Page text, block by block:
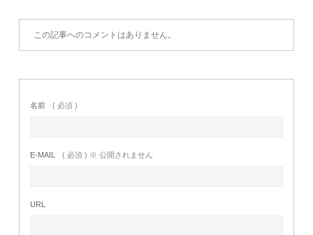
この記事へのコメントはありません。
名前 ( 必須 )
E-MAIL ( 必須 ) ※ 公開されません
URL